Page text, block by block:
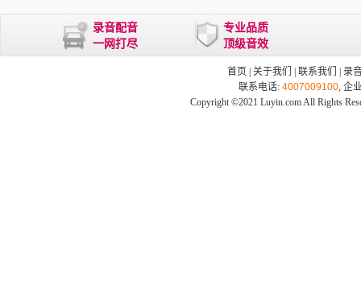
录音配音
一网打尽
专业品质
顶级音效
首页 关于我们 联系我们
录
联系电话: 4007009100, 企
Copyright ©2021 Luyin.com All Rights